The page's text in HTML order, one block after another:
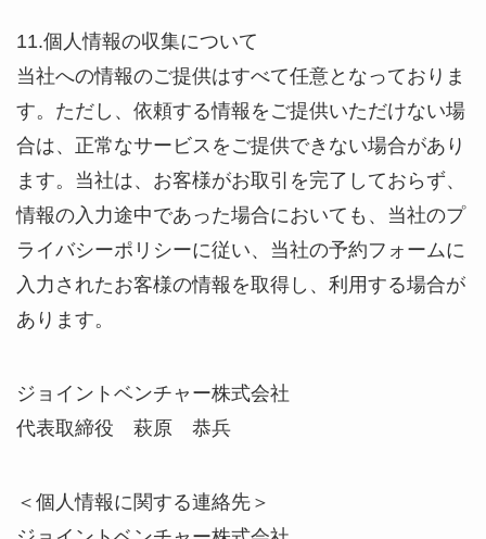
11.個人情報の収集について
当社への情報のご提供はすべて任意となっておりま
す。ただし、依頼する情報をご提供いただけない場
合は、正常なサービスをご提供できない場合があり
ます。当社は、お客様がお取引を完了しておらず、
情報の入力途中であった場合においても、当社のプ
ライバシーポリシーに従い、当社の予約フォームに
入力されたお客様の情報を取得し、利用する場合が
あります。
ジョイントベンチャー株式会社
代表取締役 萩原 恭兵
＜個人情報に関する連絡先＞